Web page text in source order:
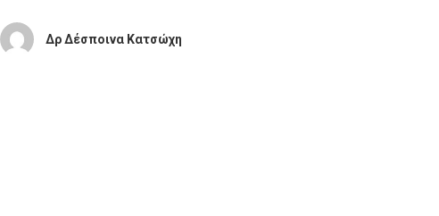
Δρ Δέσποινα Κατσώχη